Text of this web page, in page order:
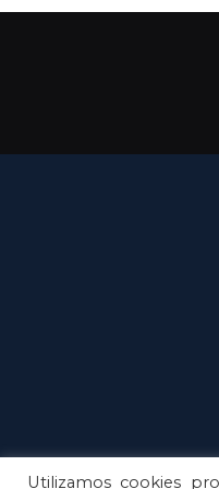
Utilizamos cookies